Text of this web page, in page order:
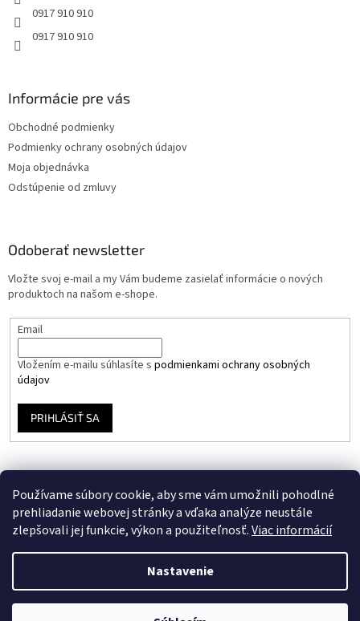
Používame súbory cookie, aby sme vám umožnili pohodlné
prehliadanie webovej stránky a vďaka analýze neustále
zlepšovali jej funkcie, výkon a použiteľnosť.Viac informácií
Nastavenie
0917 910 910
0917 910 910
Informácie pre vás
Obchodné podmienky
Podmienky ochrany osobných údajov
Moja objednávka
Odstúpenie od zmluvy
Odoberať newsletter
Vložte svoj e-mail a my Vám budeme zasielať informácie o nových
produktoch na našom e-shope.
Email
Vložením e-mailu súhlasíte s podmienkami ochrany osobných
údajov
PRIHLÁSIŤ SA
Copyright 2026Stavebný Eshop. Všetky práva vyhradené.Upraviť